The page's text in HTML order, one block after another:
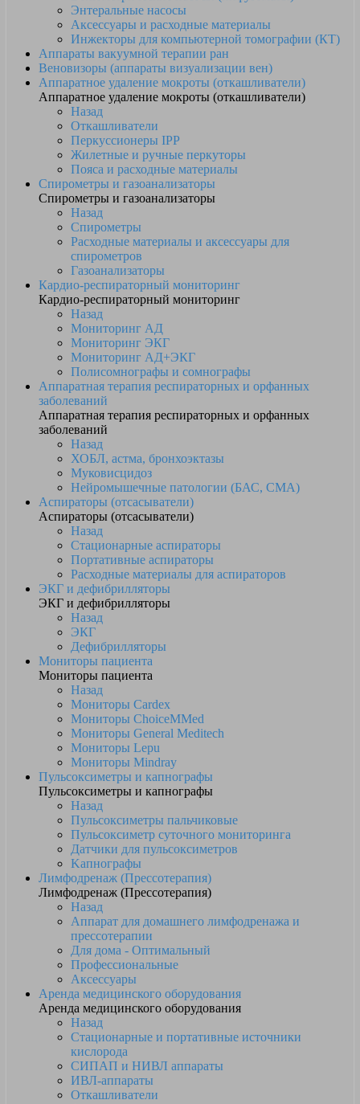
Энтеральные насосы
Аксессуары и расходные материалы
Инжекторы для компьютерной томографии (КТ)
Аппараты вакуумной терапии ран
Веновизоры (аппараты визуализации вен)
Аппаратное удаление мокроты (откашливатели)
Аппаратное удаление мокроты (откашливатели)
Назад
Откашливатели
Перкуссионеры IPP
Жилетные и ручные перкуторы
Пояса и расходные материалы
Спирометры и газоанализаторы
Спирометры и газоанализаторы
Назад
Спирометры
Расходные материалы и аксессуары для
спирометров
Газоанализаторы
Кардио-респираторный мониторинг
Кардио-респираторный мониторинг
Назад
Мониторинг АД
Мониторинг ЭКГ
Мониторинг АД+ЭКГ
Полисомнографы и сомнографы
Аппаратная терапия респираторных и орфанных
заболеваний
Аппаратная терапия респираторных и орфанных
заболеваний
Назад
ХОБЛ, астма, бронхоэктазы
Муковисцидоз
Нейромышечные патологии (БАС, СМА)
Аспираторы (отсасыватели)
Аспираторы (отсасыватели)
Назад
Стационарные аспираторы
Портативные аспираторы
Расходные материалы для аспираторов
ЭКГ и дефибрилляторы
ЭКГ и дефибрилляторы
Назад
ЭКГ
Дефибрилляторы
Мониторы пациента
Мониторы пациента
Назад
Мониторы Cardex
Мониторы ChoiceMMed
Мониторы General Meditech
Мониторы Lepu
Мониторы Mindray
Пульсоксиметры и капнографы
Пульсоксиметры и капнографы
Назад
Пульсоксиметры пальчиковые
Пульсоксиметр суточного мониторинга
Датчики для пульсоксиметров
Kапнографы
Лимфодренаж (Прессотерапия)
Лимфодренаж (Прессотерапия)
Назад
Аппарат для домашнего лимфодренажа и
прессотерапии
Для дома - Оптимальный
Профессиональные
Аксессуары
Аренда медицинского оборудования
Аренда медицинского оборудования
Назад
Стационарные и портативные источники
кислорода
СИПАП и НИВЛ аппараты
ИВЛ-аппараты
Откашливатели